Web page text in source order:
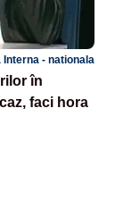
Interna - nationala
în
faci hora